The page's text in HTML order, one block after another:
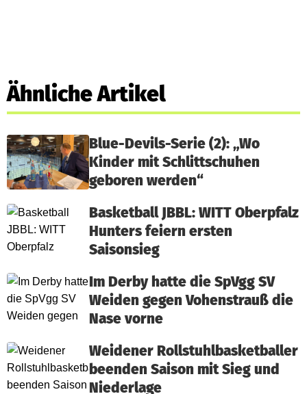
Ähnliche Artikel
Blue-Devils-Serie (2): „Wo
Kinder mit Schlittschuhen
geboren werden“
Basketball JBBL: WITT Oberpfalz
Hunters feiern ersten
Saisonsieg
Im Derby hatte die SpVgg SV
Weiden gegen Vohenstrauß die
Nase vorne
Weidener Rollstuhlbasketballer
beenden Saison mit Sieg und
Niederlage